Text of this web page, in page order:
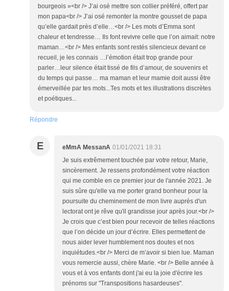
bourgeois »<br /> J’ai osé mettre son collier préféré, offert par
mon papa<br /> J’ai osé remonter la montre gousset de papa
qu’elle gardait près d’elle…<br /> Les mots d’Emma sont
chaleur et tendresse… Ils font revivre celle que l’on aimait: notre
maman…<br /> Mes enfants sont restés silencieux devant ce
recueil, je les connais …l’émotion était trop grande pour
parler…leur silence était tissé de fils d’amour, de souvenirs et
du temps qui passe… ma maman et leur mamie doit aussi être
émerveillée par tes mots...Tes mots et tes illustrations discrètes
et poétiques...
Répondre
E eMmA MessanA 01/01/2021 18:31
Je suis extrêmement touchée par votre retour, Marie,
sincèrement. Je ressens profondément votre réaction
qui me comble en ce premier jour de l'année 2021. Je
suis sûre qu'elle va me porter grand bonheur pour la
poursuite du cheminement de mon livre auprès d'un
lectorat ont je rêve qu'il grandisse jour après jour.<br />
Je crois que c’est bien pour recevoir de telles réactions
que l’on décide un jour d’écrire. Elles permettent de
nous aider lever humblement nos doutes et nos
inquiétudes.<br /> Merci de m’avoir si bien lue. Maman
vous remercie aussi, chère Marie. <br /> Belle année à
vous et à vos enfants dont j'ai eu la joie d'écrire les
prénoms sur "Transpositions hasardeuses".